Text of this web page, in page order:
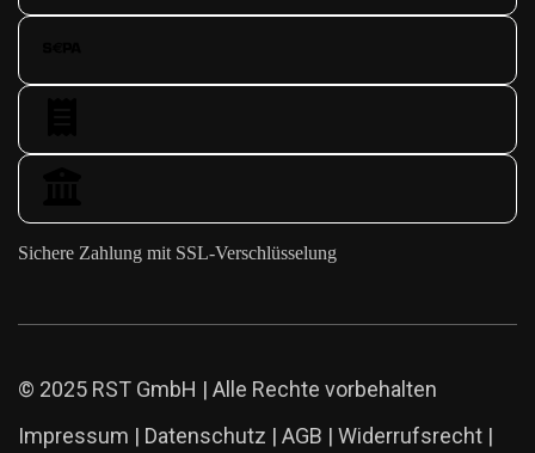
Sichere Zahlung mit SSL-Verschlüsselung
© 2025 RST GmbH | Alle Rechte vorbehalten
Impressum | Datenschutz | AGB | Widerrufsrecht |